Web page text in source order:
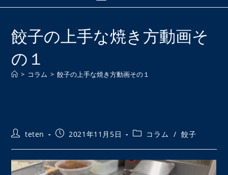
餃子の上手な焼き方動画そ
の１
> コラム > 餃子の上手な焼き方動画その１
投
者:
teten
投
公
開
日:
2021年11月5日
投
カ
テ
ゴ
コラム / 餃子